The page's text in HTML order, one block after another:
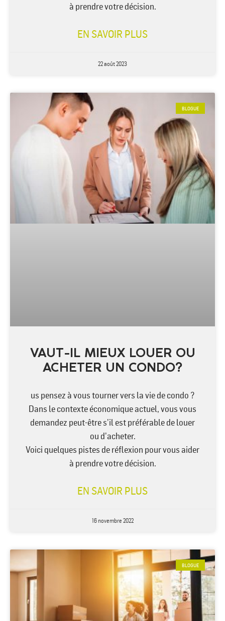
à prendre votre décision.
EN SAVOIR PLUS
22 août 2023
BLOGUE
VAUT-IL MIEUX LOUER OU
ACHETER UN CONDO?
us pensez à vous tourner vers la vie de condo ?
Dans le contexte économique actuel, vous vous
demandez peut-être s’il est préférable de louer
ou d’acheter.
Voici quelques pistes de réflexion pour vous aider
à prendre votre décision.
EN SAVOIR PLUS
16 novembre 2022
BLOGUE